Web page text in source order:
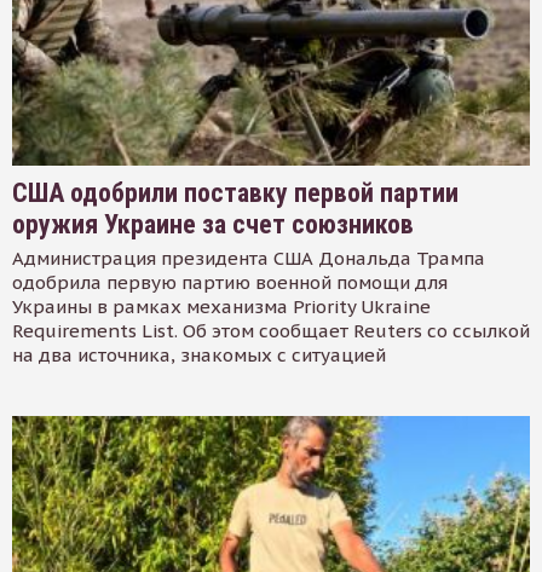
США одобрили поставку первой партии
оружия Украине за счет союзников
Администрация президента США Дональда Трампа
одобрила первую партию военной помощи для
Украины в рамках механизма Priority Ukraine
Requirements List. Об этом сообщает Reuters со ссылкой
на два источника, знакомых с ситуацией